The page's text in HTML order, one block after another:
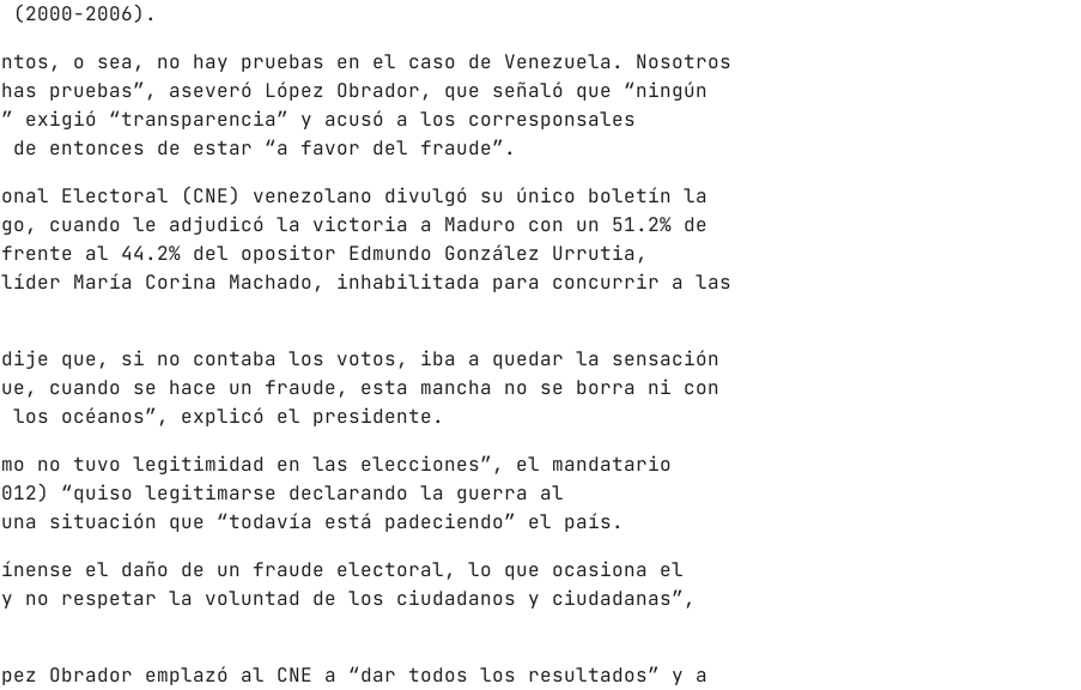
12:00 PM - 2:00 PM
POR LA TARDE
LUNES A VIERNES DE 14:00 A 16:00 HORAS
2:00 PM - 4:00 PM
CHART
1 SUNSHINE
TOMMY BLUES
SUPER NATURAL
3 INTO THE SKY
MIKE LOST
FULL TRACKLIST
(2000-2006).
o sea, no hay pruebas en el caso de Venezuela. Nosotros
pruebas”, aseveró López Obrador, que señaló que “ningún
exigió “transparencia” y acusó a los corresponsales
de entonces de estar “a favor del fraude”.
Electoral (CNE) venezolano divulgó su único boletín la
cuando le adjudicó la victoria a Maduro con un 51.2% de
al 44.2% del opositor Edmundo González Urrutia,
líder María Corina Machado, inhabilitada para concurrir a las
dije que, si no contaba los votos, iba a quedar la sensación
cuando se hace un fraude, esta mancha no se borra ni con
los océanos”, explicó el presidente.
no tuvo legitimidad en las elecciones”, el mandatario
“quiso legitimarse declarando la guerra al
situación que “todavía está padeciendo” el país.
el daño de un fraude electoral, lo que ocasiona el
no respetar la voluntad de los ciudadanos y ciudadanas”,
Obrador emplazó al CNE a “dar todos los resultados” y a